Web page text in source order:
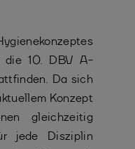
die 10. DBV A-
Da sich
Konzept
gleichzeitig
jede Disziplin